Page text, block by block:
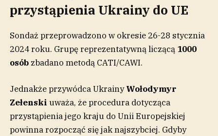
przystąpienia Ukrainy do UE
Sondaż przeprowadzono w okresie 26-28 stycznia
2024 roku. Grupę reprezentatywną liczącą 1000
osób zbadano metodą CATI/CAWI.
Jednakże przywódca UkrainyWołodymyr
Zełenski uważa, że procedura dotycząca
przystąpienia jego kraju do Unii Europejskiej
powinna rozpocząć się jak najszybciej. Gdyby